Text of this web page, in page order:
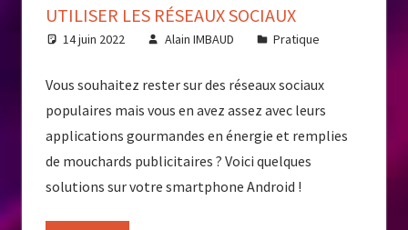
UTILISER LES RÉSEAUX SOCIAUX
14 juin 2022 Alain IMBAUD Pratique
Vous souhaitez rester sur des réseaux sociaux
populaires mais vous en avez assez avec leurs
applications gourmandes en énergie et remplies
de mouchards publicitaires ? Voici quelques
solutions sur votre smartphone Android !